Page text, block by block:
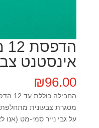
אינסטנט
₪96.00
מסגרת צבעונית
על גבי נייר סמי-מט (אנו